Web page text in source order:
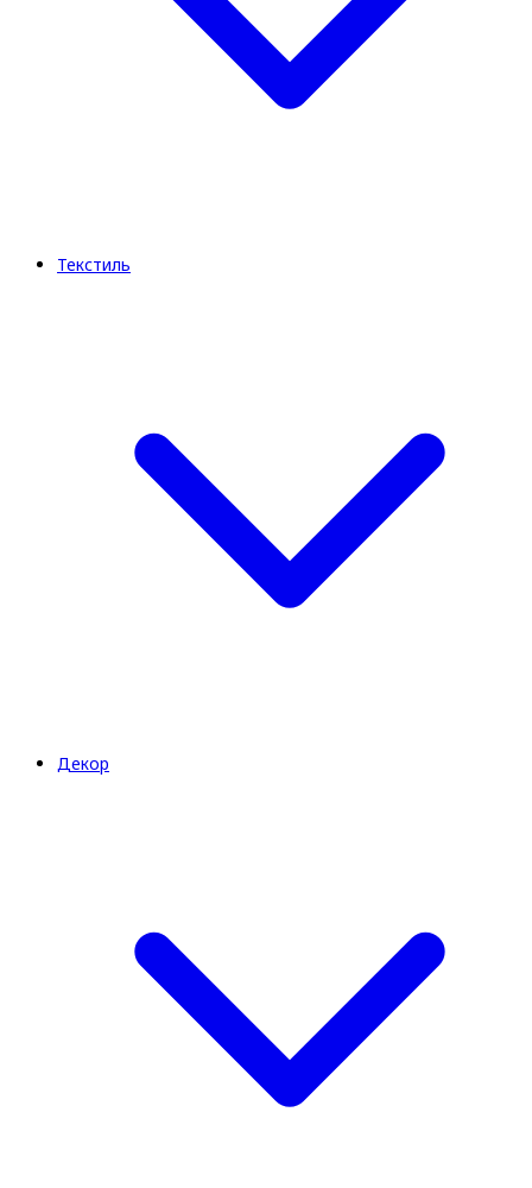
Текстиль
Декор